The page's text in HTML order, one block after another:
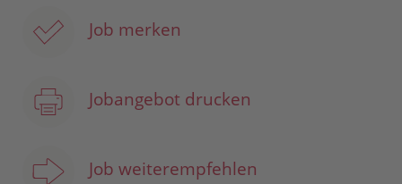
Job merken
Jobangebot drucken
Job weiterempfehlen